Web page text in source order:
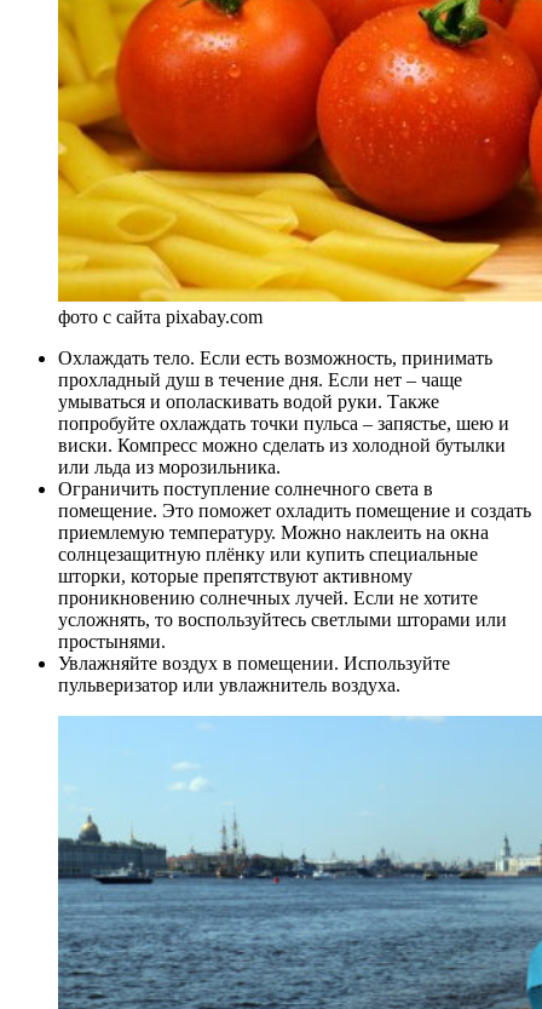
фото с сайта pixabay.com
Охлаждать тело. Если есть возможность, принимать
прохладный душ в течение дня. Если нет – чаще
умываться и ополаскивать водой руки. Также
попробуйте охлаждать точки пульса – запястье, шею и
виски. Компресс можно сделать из холодной бутылки
или льда из морозильника.
Ограничить поступление солнечного света в
помещение. Это поможет охладить помещение и создать
приемлемую температуру. Можно наклеить на окна
солнцезащитную плёнку или купить специальные
шторки, которые препятствуют активному
проникновению солнечных лучей. Если не хотите
усложнять, то воспользуйтесь светлыми шторами или
простынями.
Увлажняйте воздух в помещении. Используйте
пульверизатор или увлажнитель воздуха.